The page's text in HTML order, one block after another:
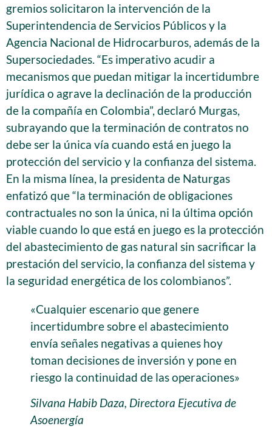
gremios solicitaron la intervención de la
Superintendencia de Servicios Públicos y la
Agencia Nacional de Hidrocarburos, además de la
Supersociedades. “Es imperativo acudir a
mecanismos que puedan mitigar la incertidumbre
jurídica o agrave la declinación de la producción
de la compañía en Colombia”, declaró Murgas,
subrayando que la terminación de contratos no
debe ser la única vía cuando está en juego la
protección del servicio y la confianza del sistema.
En la misma línea, la presidenta de Naturgas
enfatizó que “la terminación de obligaciones
contractuales no son la única, ni la última opción
viable cuando lo que está en juego es la protección
del abastecimiento de gas natural sin sacrificar la
prestación del servicio, la confianza del sistema y
la seguridad energética de los colombianos”.
«Cualquier escenario que genere
incertidumbre sobre el abastecimiento
envía señales negativas a quienes hoy
toman decisiones de inversión y pone en
riesgo la continuidad de las operaciones»
Silvana Habib Daza, Directora Ejecutiva de
Asoenergía